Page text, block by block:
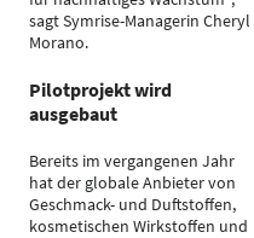
sagt Symrise-Managerin Cheryl
Morano.
Pilotprojekt wird
ausgebaut
Bereits im vergangenen Jahr
hat der globale Anbieter von
Geschmack- und Duftstoffen,
kosmetischen Wirkstoffen und